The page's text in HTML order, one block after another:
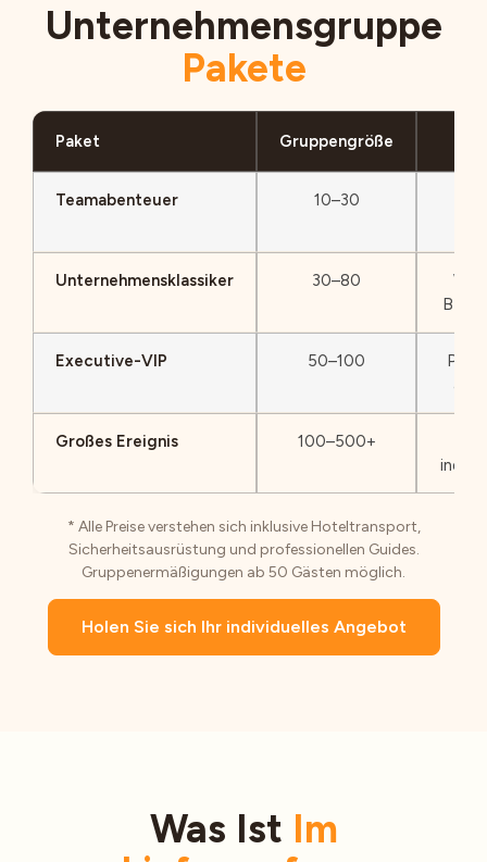
Unternehmensgruppe
Pakete
Paket Gruppengröße
Teamabenteuer 10–30
Unternehmensklassiker 30–80
Executive-VIP 50–100
alle
Großes Ereignis 100–500+
* Alle Preise verstehen sich inklusive Hoteltransport,
Sicherheitsausrüstung und professionellen Guides.
Gruppenermäßigungen ab 50 Gästen möglich.
Holen Sie sich Ihr individuelles Angebot
Was Ist Im